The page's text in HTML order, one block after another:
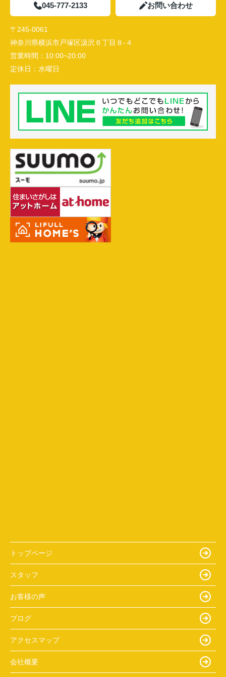
045-777-2133 お問い合わせ
〒245-0061
神奈川県横浜市戸塚区汲沢６丁目８-４
営業時間： 10:00~20:00
定休日： 水曜日
トップページ
スタッフ
お客様の声
ブログ
アクセスマップ
会社概要